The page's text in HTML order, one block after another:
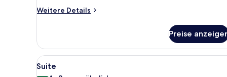
Weitere Details
Weitere
Zimmer
Preise
Alle
Fotos
Ein modernes Hotelzimmer
5
Suite